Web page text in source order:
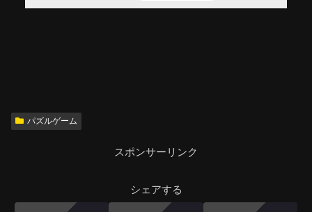
パズルゲーム
スポンサーリンク
シェアする